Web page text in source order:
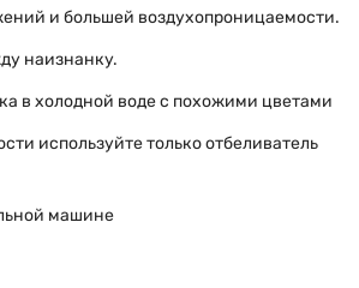
и большей воздухопроницаемости.
наизнанку.
в холодной воде с похожими цветами
используйте только отбеливатель
машине